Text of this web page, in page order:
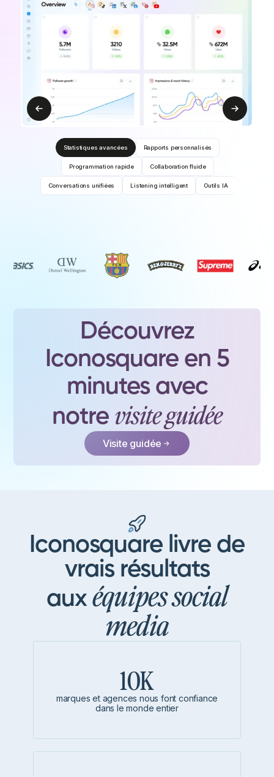
Statistiques avancées Rapports personnalisés
Programmation rapide Collaboration fluide
Conversations unifiées Listening intelligent Outils IA
Découvrez
Iconosquare en 5
minutes avec
notre visite guidée
Visite guidée
Iconosquare livre de
vrais résultats
aux équipes social
media
10K
marques et agences nous font confiance
dans le monde entier